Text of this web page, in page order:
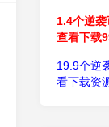
1.4个逆
查看下载
19.9个逆
看下载资